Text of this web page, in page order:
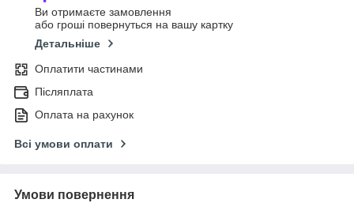
Ви отримаєте замовлення
або гроші повернуться на вашу картку
Детальніше
Оплатити частинами
Післяплата
Оплата на рахунок
Всі умови оплати
Умови повернення